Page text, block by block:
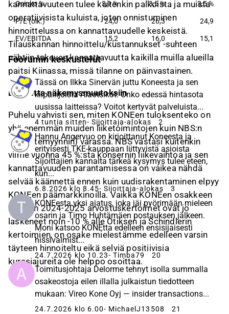
kannattavuuteen tulee kuitenkin palkoista ja muista
operatiivisista kuluista, joten onnistuminen
hinnoittelussa on kannattavuudelle keskeistä.
Tilauskannan hinnoittelu/kustannukset -suhteen
nähtiin tukevan kannattavuutta kaikilla muilla alueilla
paitsi Kiinassa, missä tilanne on päinvastainen.
Ei aihetta näkemysmuutoksiin
Puhelu vahvisti sen, miten KONEen tuloksenteko on
yhä enemmän muiden liiketoimintojen kuin NBS:n
(uuslaitemyynnin) varassa. NBS vastasi kuitenkin
viime vuonna 45 %:sta konsernin liikevaihtoa ja sen
kannattavuuden parantamisessa on vaikea nähdä
selvää käännettä ennen kuin uudisrakentaminen elpyy
KONEen päämarkkinoilla. Vaikka KONEen osakkeen
vuosien 2024-2025 arvostuskertoimet ovat jo
laskeneet noin -10 % alle Otiksen ja Schindlerin
kertoimien, on osake mielestämme edelleen varsin
täyteen hinnoiteltu eikä selviä positiivisia
kurssiajureita ole helppo osoittaa.
Osinko % 3,9 % 3,5 % 3,5 %
P/E (oik.) 24,0 26,3 24,9
EV/EBITDA 15,2 16,0 15,1
Foorumin keskustelut
Tässä on Ilkka Sinervän juttu Koneesta ja sen
kilpailijoista Alaotsikot: Onko edessä hintasota
uusissa laitteissa? Voitot kertyvät palveluista...
4 tuntia sitten- Sijoittaja-alokas 2
Hannu Angervuo on kirjoittanut Koneesta ja
erityisesti TKE-kauppaan liittyvistä asioista
Sijoittajien kannalta tärkeä kysymys tulee eteen,
kun...
6.8.2026 klo 8.45- Sijoittaja-alokas 3
KONEesta yksi ajatus, joka jäi pyörimään mieleen
osarin ja Timo Huhtämäen postauksen jälkeen.
Moni katsoo KONEtta edelleen ensisijaisesti
hissivalmist...
24.7.2026 klo 10.23- Timba79 20
Toimitusjohtaja Delorme tehnyt isolla summalla
osakeostoja eilen illalla julkaistun tiedotteen
mukaan: Vireo Kone Oyj — insider transactions...
24.7.2026 klo 6.00- MichaelJ13508 21